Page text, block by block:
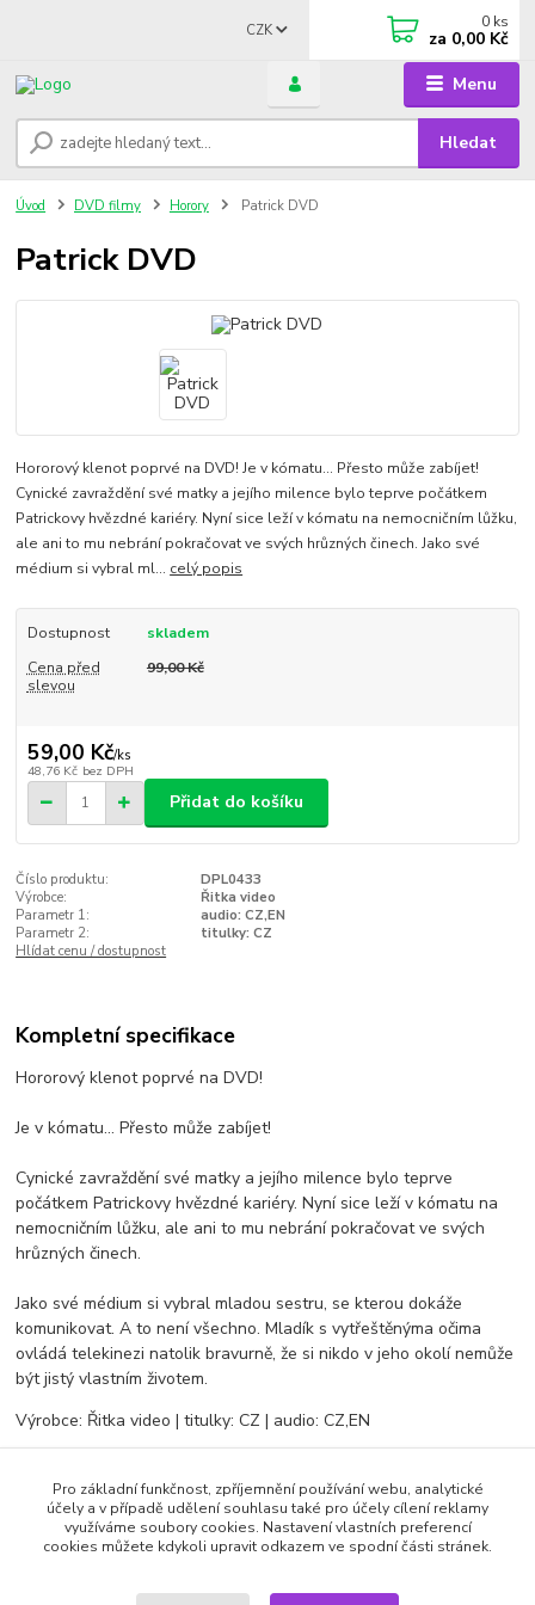
Menu
CZK
Hledat
0 ks
za 0,00 Kč
Úvod DVD filmy Horory Patrick DVD
Patrick DVD
Hororový klenot poprvé na DVD! Je v kómatu... Přesto může zabíjet!
Cynické zavraždění své matky a jejího milence bylo teprve počátkem
Patrickovy hvězdné kariéry. Nyní sice leží v kómatu na nemocničním lůžku,
ale ani to mu nebrání pokračovat ve svých hrůzných činech. Jako své
médium si vybral ml... celý popis
Dostupnost
skladem
Cena před
slevou
99,00 Kč
59,00 Kč/ks
48,76 Kč bez DPH
Přidat do košíku
Číslo produktu:
DPL0433
Výrobce:
Řitka video
Parametr 1:
audio: CZ,EN
Parametr 2:
titulky: CZ
Hlídat cenu / dostupnost
Kompletní specifikace
Hororový klenot poprvé na DVD!
Je v kómatu... Přesto může zabíjet!
Cynické zavraždění své matky a jejího milence bylo teprve
počátkem Patrickovy hvězdné kariéry. Nyní sice leží v kómatu na
nemocničním lůžku, ale ani to mu nebrání pokračovat ve svých
hrůzných činech.
Jako své médium si vybral mladou sestru, se kterou dokáže
komunikovat. A to není všechno. Mladík s vytřeštěnýma očima
ovládá telekinezi natolik bravurně, že si nikdo v jeho okolí nemůže
být jistý vlastním životem.
Výrobce: Řitka video | titulky: CZ | audio: CZ,EN
Zboží zařazeno v kategoriích
DVD filmy
Pro základní funkčnost, zpříjemnění používání webu, analytické
účely a v případě udělení souhlasu také pro účely cílení reklamy
využíváme soubory cookies. Nastavení vlastních preferencí
cookies můžete kdykoli upravit odkazem ve spodní části stránek.